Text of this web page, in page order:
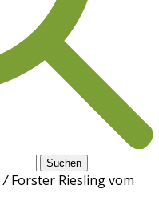
Suchen
/Forster Riesling vom